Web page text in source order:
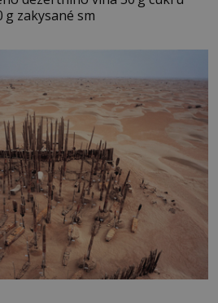
g zakysané sm